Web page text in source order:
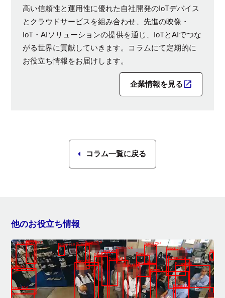
高い信頼性と運用性に優れた自社開発のIoTデバイス
とクラウドサービスを組み合わせ、先進の映像・
IoT・AIソリューションの提供を通じ、IoTとAIでつな
がる世界に貢献していきます。コラムにて定期的に
お役立ち情報をお届けします。
企業情報を見る
コラム一覧に戻る
他のお役立ち情報